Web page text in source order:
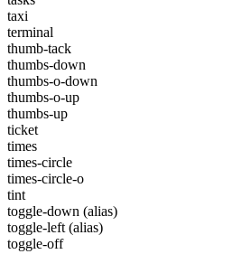
taxi
terminal
thumb-tack
thumbs-down
thumbs-o-down
thumbs-o-up
thumbs-up
ticket
times
times-circle
times-circle-o
tint
toggle-down (alias)
toggle-left (alias)
toggle-off